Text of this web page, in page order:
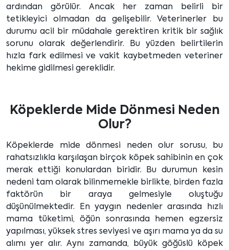
ardından görülür. Ancak her zaman belirli bir
tetikleyici olmadan da gelişebilir. Veterinerler bu
durumu acil bir müdahale gerektiren kritik bir sağlık
sorunu olarak değerlendirir. Bu yüzden belirtilerin
hızla fark edilmesi ve vakit kaybetmeden veteriner
hekime gidilmesi gereklidir.
Köpeklerde Mide Dönmesi Neden
Olur?
Köpeklerde mide dönmesi neden olur sorusu, bu
rahatsızlıkla karşılaşan birçok köpek sahibinin en çok
merak ettiği konulardan biridir. Bu durumun kesin
nedeni tam olarak bilinmemekle birlikte, birden fazla
faktörün bir araya gelmesiyle oluştuğu
düşünülmektedir. En yaygın nedenler arasında hızlı
mama tüketimi, öğün sonrasında hemen egzersiz
yapılması, yüksek stres seviyesi ve aşırı mama ya da su
alımı yer alır. Aynı zamanda, büyük göğüslü köpek